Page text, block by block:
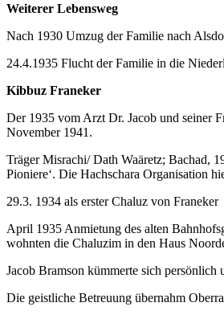
Weiterer Lebensweg
Nach 1930 Umzug der Familie nach
24.4.1935 Flucht der Familie in die
Kibbuz Franeker
Der 1935 vom Arzt Dr. Jacob und seiner
November 1941.
Pioniere‘. Die Hachschara Organisation
29.3. 1934 als erster Chaluz von
April 1935 Anmietung des alten
wohnten die Chaluzim in den Haus
Jacob Bramson kümmerte sich
Die geistliche Betreuung übernahm